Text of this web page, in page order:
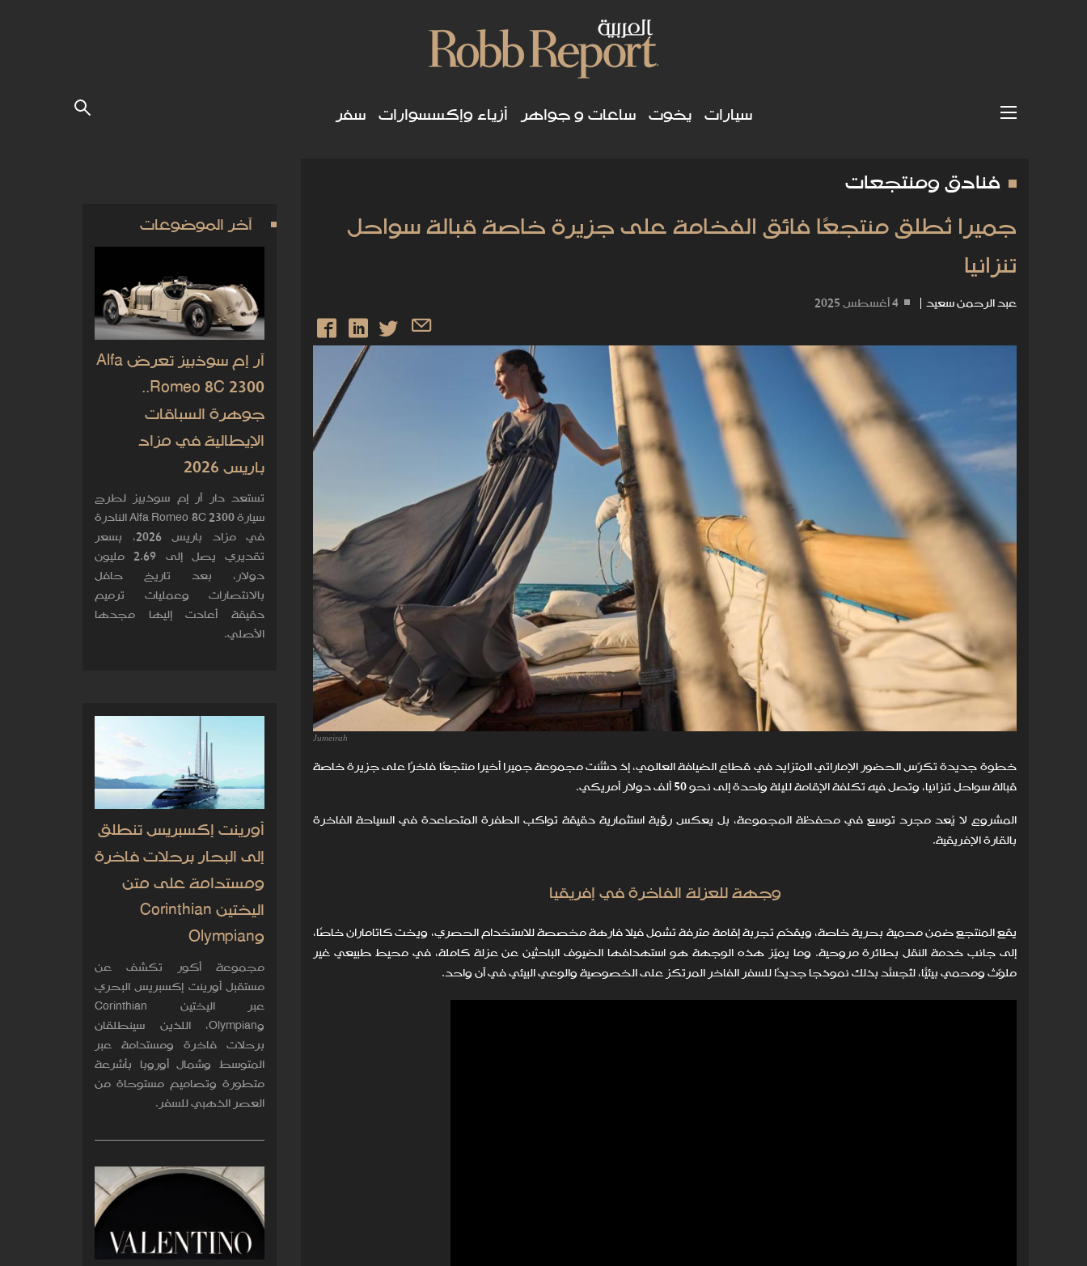
سيارات يخوت ساعات و جواهر أزياء وإكسسوارات سفر
فنادق ومنتجعات
جميرا تُطلق منتجعًا فائق الفخامة على جزيرة خاصة قبالة سواحل
تنزانيا
عبد الرحمن سعيد | 4 أغسطس 2025
Jumeirah
خطوة جديدة تكرّس الحضور الإماراتي المتزايد في قطاع الضيافة العالمي، إذ دشّنت مجموعة جميرا أخيرًا منتجعًا فاخرًا على جزيرة خاصة
قبالة سواحل تنزانيا، وتصل فيه تكلفة الإقامة لليلة واحدة إلى نحو 50 ألف دولار أمريكي.
المشروع لا يُعد مجرد توسع في محفظة المجموعة، بل يعكس رؤية استثمارية دقيقة تواكب الطفرة المتصاعدة في السياحة الفاخرة
بالقارة الإفريقية.
وجهة للعزلة الفاخرة في إفريقيا
يقع المنتجع ضمن محمية بحرية خاصة، ويقدّم تجربة إقامة مترفة تشمل فيلا فارهة مخصصة للاستخدام الحصري، ويخت كاتاماران خاصًا،
إلى جانب خدمة النقل بطائرة مروحية. وما يميّز هذه الوجهة هو استهدافها الضيوف الباحثين عن عزلة كاملة، في محيط طبيعي غير
ملوّث ومحمي بيئيًّا، لتُجسّد بذلك نموذجًا جديدًا للسفر الفاخر المرتكز على الخصوصية والوعي البيئي في آن واحد.
آخر الموضوعات
آر إم سوذبيز تعرض Alfa
Romeo 8C 2300..
جوهرة السباقات
الإيطالية في مزاد
باريس 2026
تستعد دار آر إم سوذبيز لطرح
سيارة Alfa Romeo 8C 2300 النادرة
في مزاد باريس 2026، بسعر
تقديري يصل إلى 2.69 مليون
دولار، بعد تاريخ حافل
بالانتصارات وعمليات ترميم
دقيقة أعادت إليها مجدها
الأصلي.
أورينت إكسبريس تنطلق
إلى البحار برحلات فاخرة
ومستدامة على متن
اليختين Corinthian
وOlympian
مجموعة أكور تكشف عن
مستقبل أورينت إكسبريس البحري
عبر اليختين Corinthian
وOlympian، اللذين سينطلقان
برحلات فاخرة ومستدامة عبر
المتوسط وشمال أوروبا بأشرعة
متطورة وتصاميم مستوحاة من
العصر الذهبي للسفر.